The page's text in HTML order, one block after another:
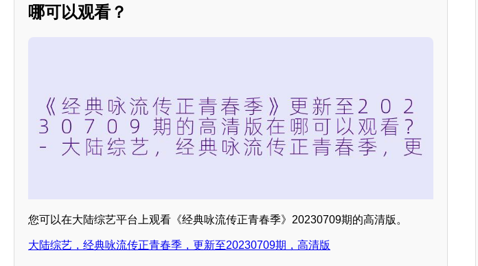
哪可以观看？
您可以在大陆综艺平台上观看《经典咏流传正青春季》20230709期的高清版。
大陆综艺，经典咏流传正青春季，更新至20230709期，高清版